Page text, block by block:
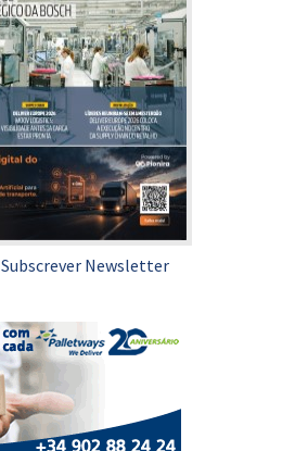
Subscrever Newsletter